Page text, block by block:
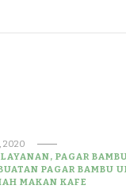
2020
PAGAR
PAGAR BAMBU
MAKAN KAFE